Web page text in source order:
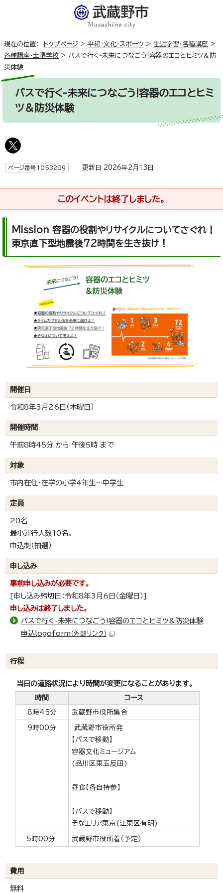
現在の位置： トップページ > 平和・文化・スポーツ > 生涯学習・各種講座 >
各種講座・土曜学校 > バスで行く-未来につなごう!容器のエコとヒミツ＆防
災体験
バスで行く-未来につなごう!容器のエコとヒミ
ツ＆防災体験
ページ番号1053289 更新日 2026年2月13日
このイベントは終了しました。
Mission 容器の役割やリサイクルについてさぐれ！
東京直下型地震後72時間を生き抜け！
開催日
令和8年3月26日（木曜日）
開催時間
午前8時45分 から 午後5時 まで
対象
市内在住・在学の小学4年生～中学生
定員
20名
最小運行人数10名。
申込制（抽選）
申し込み
事前申し込みが必要です。
[申し込み締切日：令和8年3月6日（金曜日）]
申し込みは終了しました。
バスで行く-未来につなごう!容器のエコとヒミツ&防災体験
申込logoform （外部リンク）
行程
当日の道路状況により時間が変更になることがあります。
時間 コース
8時45分 武蔵野市役所集合
9時00分
武蔵野市役所発
【バスで移動】
容器文化ミュージアム
(品川区東五反田)
昼食【各自持参】
【バスで移動】
そなエリア東京(江東区有明)
5時00分 武蔵野市役所着（予定）
費用
無料